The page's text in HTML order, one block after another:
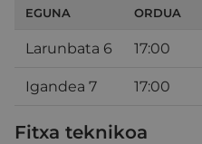
EGUNA ORDUA
Larunbata 6 17:00
Igandea 7 17:00
Fitxa teknikoa